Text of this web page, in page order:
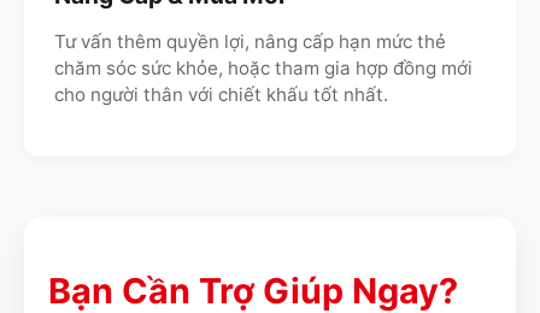
Tư vấn thêm quyền lợi, nâng cấp hạn mức thẻ
chăm sóc sức khỏe, hoặc tham gia hợp đồng mới
cho người thân với chiết khấu tốt nhất.
Bạn Cần Trợ Giúp Ngay?